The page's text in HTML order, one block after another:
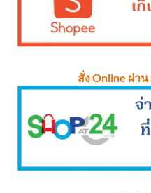
สั่ง Online ผ่า